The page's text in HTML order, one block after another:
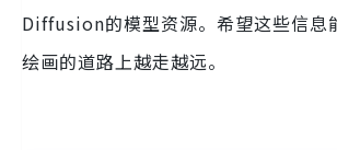
Diffusion的模型资源。希望这些信息
绘画的道路上越走越远。